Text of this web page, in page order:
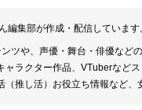
編集部が作成・配信しています
ツや、声優・舞台・俳優など
ラクター作品、VTuberなど
推し活）お役立ち情報など